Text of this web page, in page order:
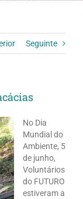
Seguinte
No Dia
Mundial do
Ambiente, 5
de junho,
Voluntários
do FUTURO
estiveram a